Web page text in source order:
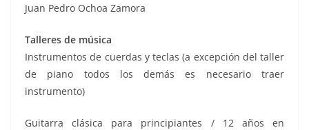
Juan Pedro Ochoa Zamora
Talleres de música
Instrumentos de cuerdas y teclas (a excepción del taller
de piano todos los demás es necesario traer
instrumento)
Guitarra clásica para principiantes / 12 años en